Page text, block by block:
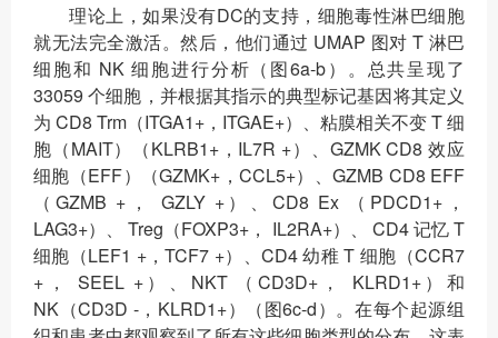
理论上，如果没有DC的支持，细胞毒性淋巴细胞
就无法完全激活。然后，他们通过 UMAP 图对 T 淋巴
细胞和 NK 细胞进行分析（图6a-b）。总共呈现了
33059 个细胞，并根据其指示的典型标记基因将其定义
为 CD8 Trm（ITGA1+，ITGAE+）、粘膜相关不变 T 细
胞（MAIT）（KLRB1+，IL7R +）、GZMK CD8 效应
细胞（EFF）（GZMK+，CCL5+）、GZMB CD8 EFF
（GZMB +， GZLY +）、CD8 Ex （PDCD1+，
LAG3+）、 Treg（FOXP3+， IL2RA+）、 CD4 记忆 T
细胞（LEF1 +，TCF7 +）、CD4 幼稚 T 细胞（CCR7
+， SEEL +）、NKT （CD3D+， KLRD1+）和
NK（CD3D -，KLRD1+）（图6c-d）。在每个起源组